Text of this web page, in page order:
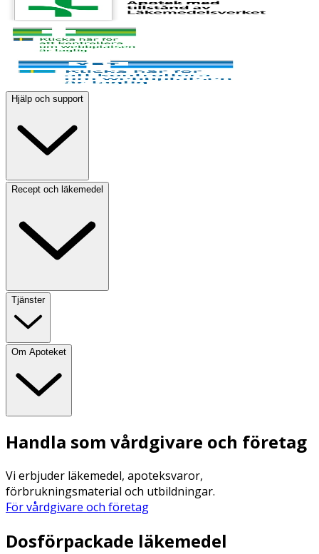
Hjälp och support
Recept och läkemedel
Tjänster
Om Apoteket
Handla som vårdgivare och företag
Vi erbjuder läkemedel, apoteksvaror,
förbrukningsmaterial och utbildningar.
För vårdgivare och företag
Dosförpackade läkemedel